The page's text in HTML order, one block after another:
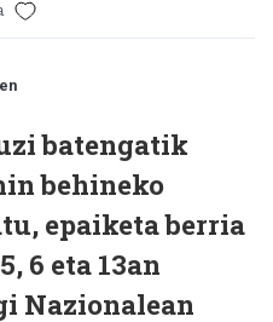
batengatik
behineko
epaiketa berria
6 eta 13an
Nazionalean